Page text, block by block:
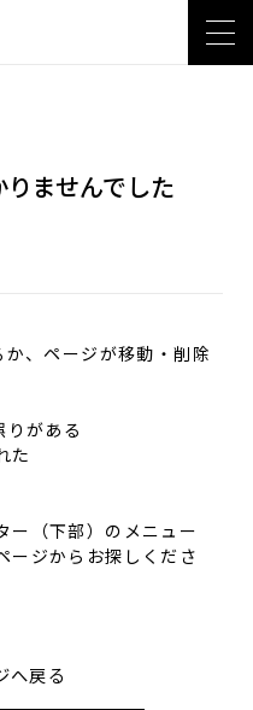
ませんでした
、ページが移動・削除
りがある
た
ー（下部）のメニュー
ージからお探しくださ
へ戻る